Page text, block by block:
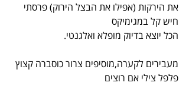
את הירקות (אפילו את הבצל הירוק) פרסתי
חיש קל במגימיקס
הכל יוצא בדיוק מופלא ואלגנטי.
מעבירים לקערה,מוסיפים צרור כוסברה קצוץ
פלפל צילי אם רוצים